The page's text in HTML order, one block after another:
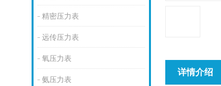
精密压力表
远传压力表
氧压力表
氨压力表
详情介绍